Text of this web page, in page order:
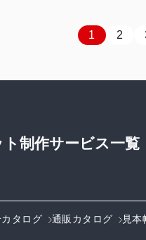
1 2
制作サービス一覧
タログ 通販カタログ 見本